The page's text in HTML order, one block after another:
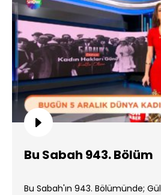
Bu Sabah 943. Bölüm
Bu Sabah'ın 943. Bölümünde;